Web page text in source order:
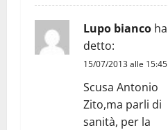
Lupo bianco ha
detto:
15/07/2013 alle 15:45
Scusa Antonio
Zito,ma parli di
sanità, per la